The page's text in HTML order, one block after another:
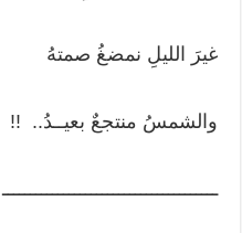
غيرَ الليلِ نمضغُ صمتهُ
والشمسُ منتجعٌ بعيــدُ.. !!
ـــــــــــــــــــــــــــــــــــــــ